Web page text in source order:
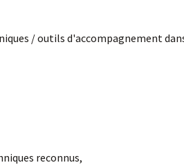
/ outils d'accompagnement
reconnus,